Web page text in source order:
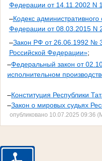
Федерации от 14.11.2002 N
–Кодекс административного
Федерации от 08.03.2015 N
–Закон РФ от 26.06.1992 №
Российской Федерации»;
–Федеральный закон от
исполнительном
–Конституция Республики
–Закон о мировых судьях
опубликовано 10.07.2025 09:36